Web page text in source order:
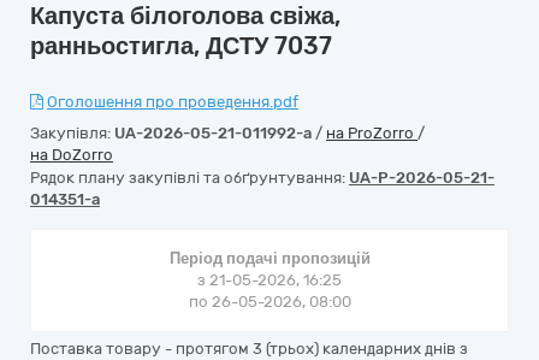
Капуста білоголова свіжа,
ранньостигла, ДСТУ 7037
Оголошення про проведення.pdf
Закупівля: UA-2026-05-21-011992-a / на ProZorro /
на DoZorro
Рядок плану закупівлі та обґрунтування: UA-P-2026-05-21-
014351-a
Період подачі пропозицій
з 21-05-2026, 16:25
по 26-05-2026, 08:00
Поставка товару - протягом 3 (трьох) календарних днів з